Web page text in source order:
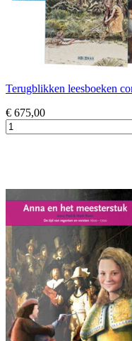
Terugblikken leesboeken
€ 675,00